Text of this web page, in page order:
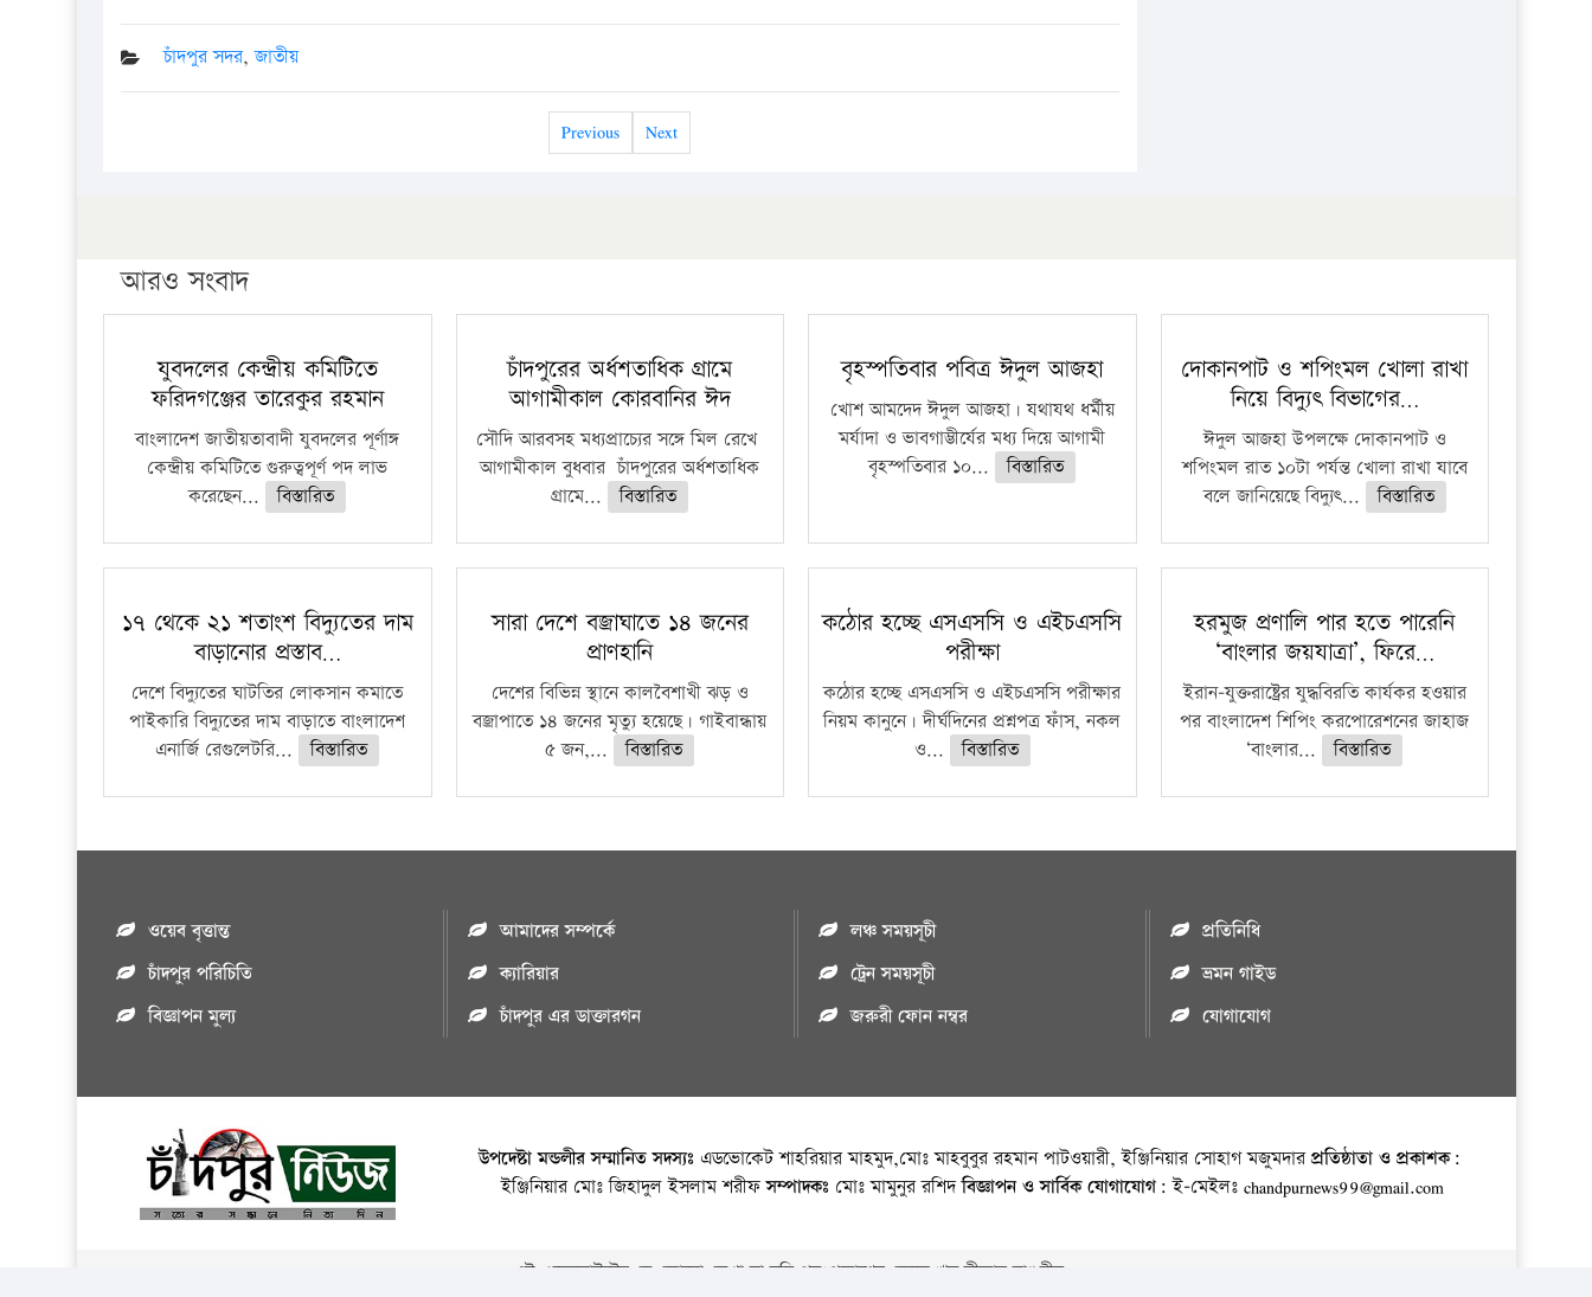
চাঁদপুর সদর,জাতীয়
Previous Next
আরও সংবাদ
যুবদলের কেন্দ্রীয় কমিটিতে
ফরিদগঞ্জের তারেকুর রহমান
বাংলাদেশ জাতীয়তাবাদী যুবদলের পূর্ণাঙ্গ
কেন্দ্রীয় কমিটিতে গুরুত্বপূর্ণ পদ লাভ
করেছেন...
বিস্তারিত
চাঁদপুরের অর্ধশতাধিক গ্রামে
আগামীকাল কোরবানির ঈদ
সৌদি আরবসহ মধ্যপ্রাচ্যের সঙ্গে মিল রেখে
আগামীকাল বুধবার চাঁদপুরের অর্ধশতাধিক
গ্রামে...
বিস্তারিত
বৃহস্পতিবার পবিত্র ঈদুল আজহা
খোশ আমদেদ ঈদুল আজহা। যথাযথ ধর্মীয়
মর্যাদা ও ভাবগাম্ভীর্যের মধ্য দিয়ে আগামী
বৃহস্পতিবার ১০...
বিস্তারিত
দোকানপাট ও শপিংমল খোলা রাখা
নিয়ে বিদ্যুৎ বিভাগের…
ঈদুল আজহা উপলক্ষে দোকানপাট ও
শপিংমল রাত ১০টা পর্যন্ত খোলা রাখা যাবে
বলে জানিয়েছে বিদ্যুৎ...
বিস্তারিত
১৭ থেকে ২১ শতাংশ বিদ্যুতের দাম
বাড়ানোর প্রস্তাব…
দেশে বিদ্যুতের ঘাটতির লোকসান কমাতে
পাইকারি বিদ্যুতের দাম বাড়াতে বাংলাদেশ
এনার্জি রেগুলেটরি...
বিস্তারিত
সারা দেশে বজ্রাঘাতে ১৪ জনের
প্রাণহানি
দেশের বিভিন্ন স্থানে কালবৈশাখী ঝড় ও
বজ্রাপাতে ১৪ জনের মৃত্যু হয়েছে। গাইবান্ধায়
৫ জন,...
বিস্তারিত
কঠোর হচ্ছে এসএসসি ও এইচএসসি
পরীক্ষা
কঠোর হচ্ছে এসএসসি ও এইচএসসি পরীক্ষার
নিয়ম কানুনে। দীর্ঘদিনের প্রশ্নপত্র ফাঁস, নকল
ও...
বিস্তারিত
হরমুজ প্রণালি পার হতে পারেনি
‘বাংলার জয়যাত্রা’, ফিরে…
ইরান-যুক্তরাষ্ট্রের যুদ্ধবিরতি কার্যকর হওয়ার
পর বাংলাদেশ শিপিং করপোরেশনের জাহাজ
‘বাংলার...
বিস্তারিত
ওয়েব বৃত্তান্ত
চাঁদপুর পরিচিতি
বিজ্ঞাপন মুল্য
আমাদের সম্পর্কে
ক্যারিয়ার
চাঁদপুর এর ডাক্তারগন
লঞ্চ সময়সূচী
ট্রেন সময়সূচী
জরুরী ফোন নম্বর
প্রতিনিধি
ভ্রমন গাইড
যোগাযোগ
উপদেষ্টা মন্ডলীর সম্মানিত সদস্যঃ এডভোকেট শাহরিয়ার মাহমুদ,মোঃ মাহবুবুর রহমান পাটওয়ারী, ইঞ্জিনিয়ার সোহাগ মজুমদারপ্রতিষ্ঠাতা ও প্রকাশক:
ইঞ্জিনিয়ার মোঃ জিহাদুল ইসলাম শরীফসম্পাদকঃ মোঃ মামুনুর রশিদবিজ্ঞাপন ও সার্বিক যোগাযোগ: ই-মেইলঃ chandpurnews99@gmail.com
এই ওয়েবসাইটের যে কোনো লেখা বা ছবি পুনঃপ্রকাশের ক্ষেত্রে ঋন স্বীকার বাঞ্চনীয় ।